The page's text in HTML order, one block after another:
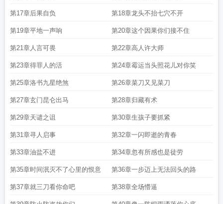
第17章后果自负 第18章龙头不抬七穴不开
第19章平地一声响 第20章这个因果你们接不住
第21章人言可畏 第22章高人许大师
第23章得罪人的活 第24章霉运当头照花儿对你笑
第25章洛书九星绝煞 第26章菜刀又见菜刀
第27章玄门昆仑出马 第28章归藏有术
第29章天谴之诅 第30章生孩子要抓紧
第31章寻人启事 第32章一闪即逝的青春
第33章油盐不进 第34章忽有所感也是徒劳
第35章时间泯灭不了心里的恨意 第36章一步迈上无法回头的路
第37章就三刀看你命吧 第38章全场懵逼